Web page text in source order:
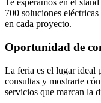
Te esperamos en el
700 soluciones
en cada proyecto.
Oportunidad de
La feria es el lugar ideal
consultas y mostrarte
servicios que marcan la